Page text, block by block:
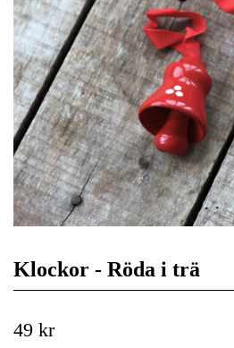
Klockor - Röda i trä
49 kr